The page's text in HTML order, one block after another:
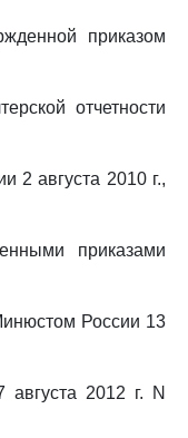
приказом
отчетности
2 августа 2010 г.,
приказами
России 13
августа 2012 г. N